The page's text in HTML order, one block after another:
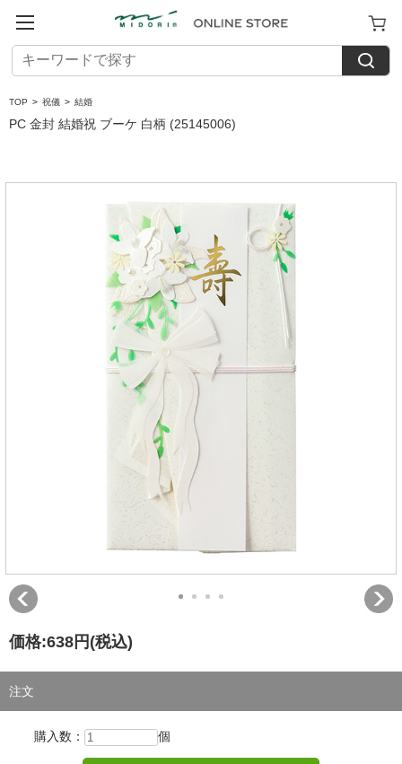
TOP > 祝儀 > 結婚
PC 金封 結婚祝 ブーケ 白柄 (25145006)
価格:638円 (税込)
注文
購入数： 個